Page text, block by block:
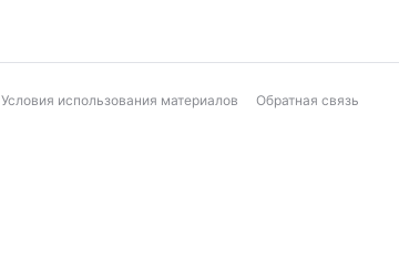
Условия использования материалов Обратная связь